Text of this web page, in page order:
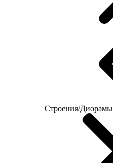
Строения/Диорамы